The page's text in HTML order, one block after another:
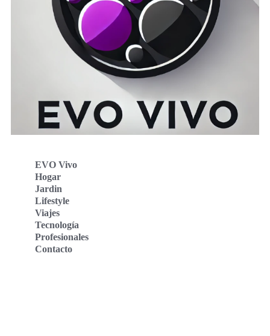
EVO Vivo
Hogar
Jardin
Lifestyle
Viajes
Tecnología
Profesionales
Contacto